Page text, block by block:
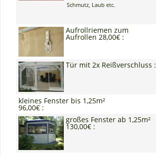
Schmutz, Laub etc.
Aufrollriemen zum
Aufrollen 28,00€ :
Tür mit 2x Reißverschluss :
kleines Fenster bis 1,25m²
96,00€ :
großes Fenster ab 1,25m²
130,00€ :